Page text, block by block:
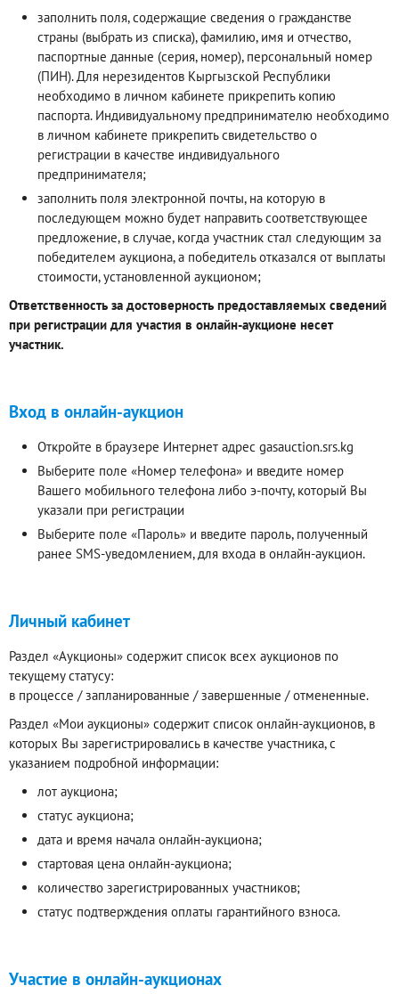
заполнить поля, содержащие сведения о гражданстве
страны (выбрать из списка), фамилию, имя и отчество,
паспортные данные (серия, номер), персональный номер
(ПИН). Для нерезидентов Кыргызской Республики
необходимо в личном кабинете прикрепить копию
паспорта. Индивидуальному предпринимателю необходимо
в личном кабинете прикрепить свидетельство о
регистрации в качестве индивидуального
предпринимателя;
заполнить поля электронной почты, на которую в
последующем можно будет направить соответствующее
предложение, в случае, когда участник стал следующим за
победителем аукциона, а победитель отказался от выплаты
стоимости, установленной аукционом;
Ответственность за достоверность предоставляемых сведений
при регистрации для участия в онлайн-аукционе несет
участник.
Вход в онлайн-аукцион
Откройте в браузере Интернет адрес gasauction.srs.kg
Выберите поле «Номер телефона» и введите номер
Вашего мобильного телефона либо э-почту, который Вы
указали при регистрации
Выберите поле «Пароль» и введите пароль, полученный
ранее SMS-уведомлением, для входа в онлайн-аукцион.
Личный кабинет
Раздел «Аукционы» содержит список всех аукционов по
текущему статусу:
в процессе / запланированные / завершенные / отмененные.
Раздел «Мои аукционы» содержит список онлайн-аукционов, в
которых Вы зарегистрировались в качестве участника, с
указанием подробной информации:
лот аукциона;
статус аукциона;
дата и время начала онлайн-аукциона;
стартовая цена онлайн-аукциона;
количество зарегистрированных участников;
статус подтверждения оплаты гарантийного взноса.
Участие в онлайн-аукционах